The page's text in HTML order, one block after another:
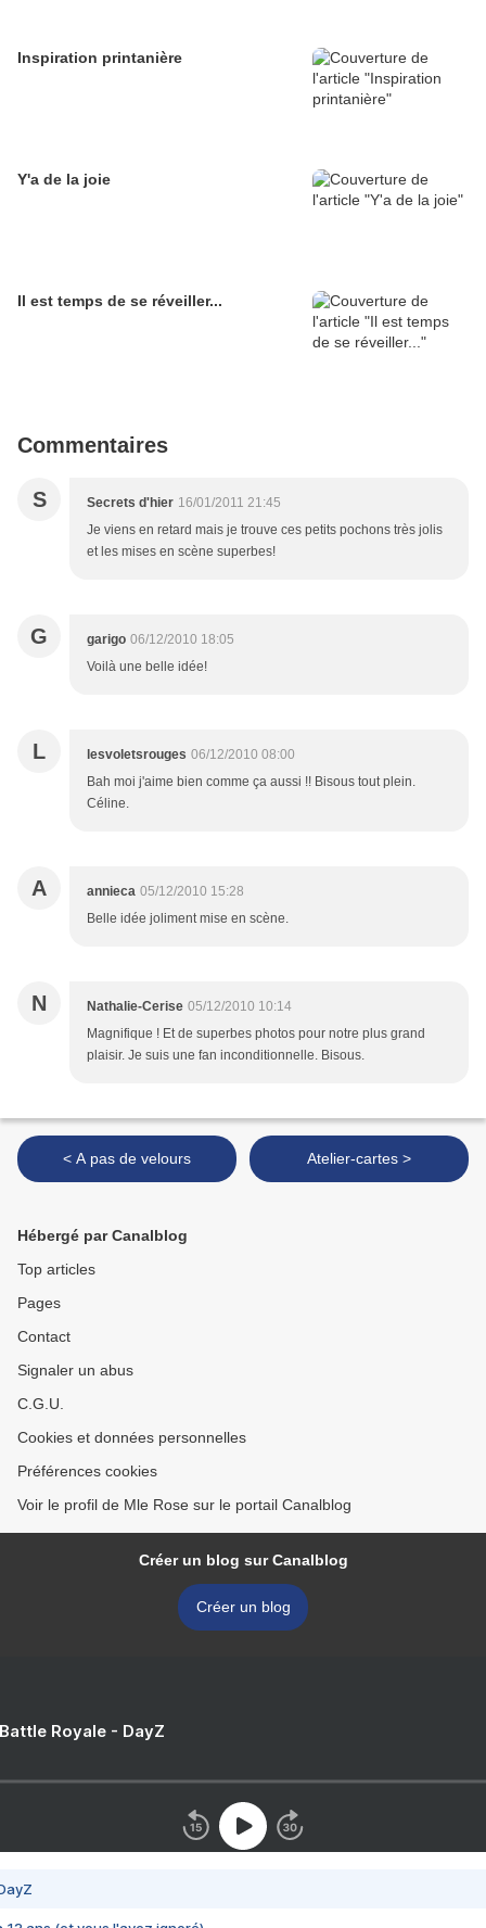
Inspiration printanière
Y'a de la joie
Il est temps de se réveiller...
Commentaires
S Secrets d'hier 16/01/2011 21:45
Je viens en retard mais je trouve ces petits pochons très jolis
et les mises en scène superbes!
G garigo 06/12/2010 18:05
Voilà une belle idée!
L lesvoletsrouges 06/12/2010 08:00
Bah moi j'aime bien comme ça aussi !! Bisous tout plein.
Céline.
A annieca 05/12/2010 15:28
Belle idée joliment mise en scène.
N Nathalie-Cerise 05/12/2010 10:14
Magnifique ! Et de superbes photos pour notre plus grand
plaisir. Je suis une fan inconditionnelle. Bisous.
< A pas de velours Atelier-cartes >
Hébergé par Canalblog
Top articles
Pages
Contact
Signaler un abus
C.G.U.
Cookies et données personnelles
Préférences cookies
Voir le profil de Mle Rose sur le portail Canalblog
Créer un blog sur Canalblog
Créer un blog
Royale - DayZ